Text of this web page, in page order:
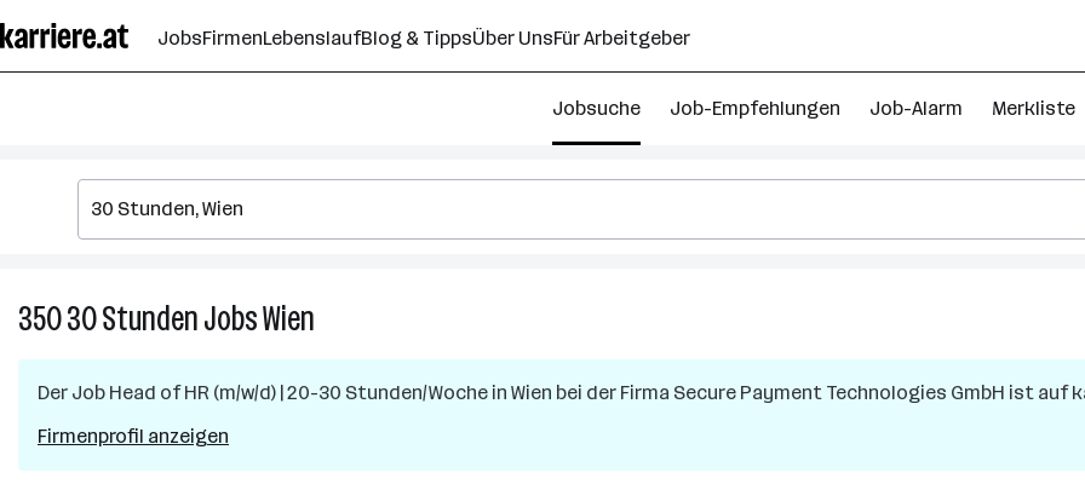
Seiteninhalt
springen
JobsFirmenLebenslaufBlog & TippsÜber UnsFür Arbeitgeber
Jobsuche Job-Empfehlungen Job-Alarm Merkliste
35030 StundenJobsWien
Jobs
Der Job Head of HR (m/w/d) | 20-30 Stunden/Woche in Wien bei der Firma Secure Payment Technologies GmbH ist auf
Firmenprofil anzeigen